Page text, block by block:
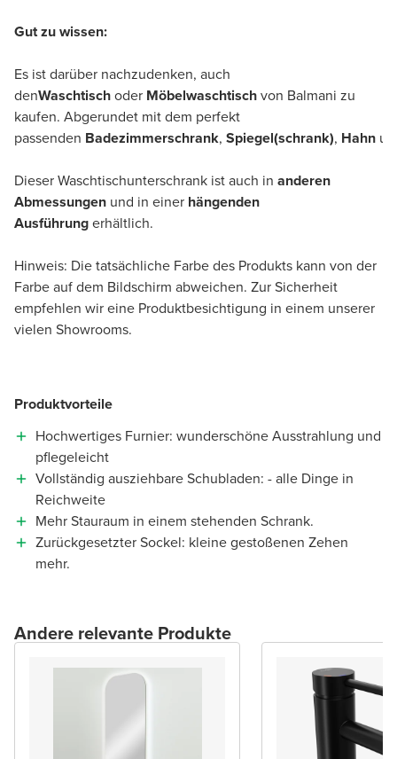
Gut zu wissen:
Es ist darüber nachzudenken, auch
denWaschtischoder Möbelwaschtischvon Balmani zu
kaufen. Abgerundet mit dem perfekt
passenden Badezimmerschrank, Spiegel(schrank), Hahn
Dieser Waschtischunterschrank ist auch in anderen
Abmessungen und in einer hängenden
Ausführungerhältlich.
Hinweis: Die tatsächliche Farbe des Produkts kann von der
Farbe auf dem Bildschirm abweichen. Zur Sicherheit
empfehlen wir eine Produktbesichtigung in einem unserer
vielen Showrooms.
Produktvorteile
Hochwertiges Furnier: wunderschöne Ausstrahlung und
pflegeleicht
Vollständig ausziehbare Schubladen: - alle Dinge in
Reichweite
Mehr Stauraum in einem stehenden Schrank.
Zurückgesetzter Sockel: kleine gestoßenen Zehen
mehr.
Andere relevante Produkte